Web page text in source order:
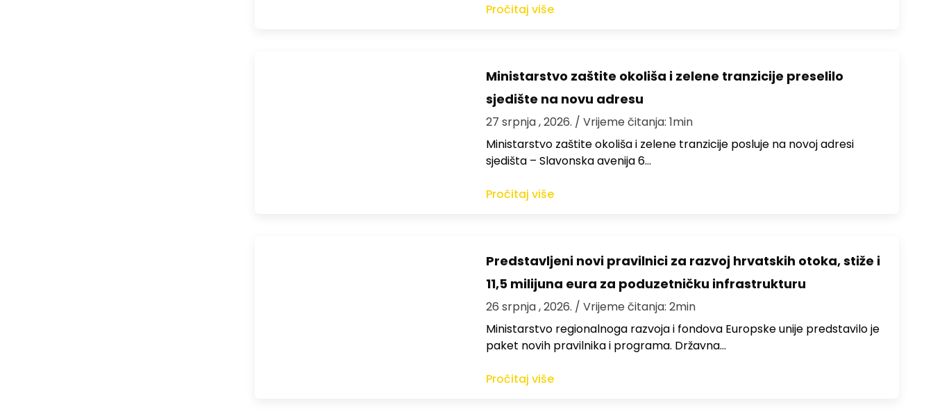
Pročitaj više
Ministarstvo zaštite okoliša i zelene tranzicije preselilo
sjedište na novu adresu
27 srpnja , 2026. / Vrijeme čitanja: 1min
Ministarstvo zaštite okoliša i zelene tranzicije posluje na novoj adresi
sjedišta – Slavonska avenija 6…
Pročitaj više
Predstavljeni novi pravilnici za razvoj hrvatskih otoka, stiže i
11,5 milijuna eura za poduzetničku infrastrukturu
26 srpnja , 2026. / Vrijeme čitanja: 2min
Ministarstvo regionalnoga razvoja i fondova Europske unije predstavilo je
paket novih pravilnika i programa. Državna…
Pročitaj više